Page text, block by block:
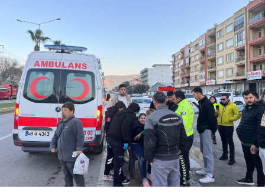
WhatsApp
İhbar Hattı
Facebook
İLETIŞIM
KÜNYE